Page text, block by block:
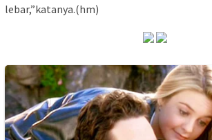
lebar,”katanya.(hm)